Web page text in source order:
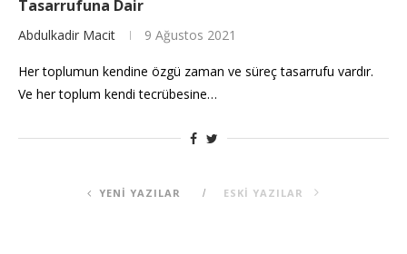
Tasarrufuna Dair
Abdulkadir Macit 9 Ağustos 2021
Her toplumun kendine özgü zaman ve süreç tasarrufu vardır.
Ve her toplum kendi tecrübesine…
YENI YAZILAR ESKI YAZILAR